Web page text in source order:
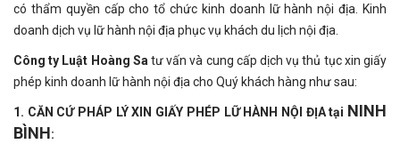
có thẩm quyền cấp cho tổ chức kinh doanh lữ hành nội địa. Kinh
doanh dịch vụ lữ hành nội địa phục vụ khách du lịch nội địa.
Công ty Luật Hoàng Sa tư vấn và cung cấp dịch vụ thủ tục xin giấy
phép kinh doanh lữ hành nội địa cho Quý khách hàng như sau:
1. CĂN CỨ PHÁP LÝ XIN GIẤY PHÉP LỮ HÀNH NỘI ĐỊA tại NINH
BÌNH: